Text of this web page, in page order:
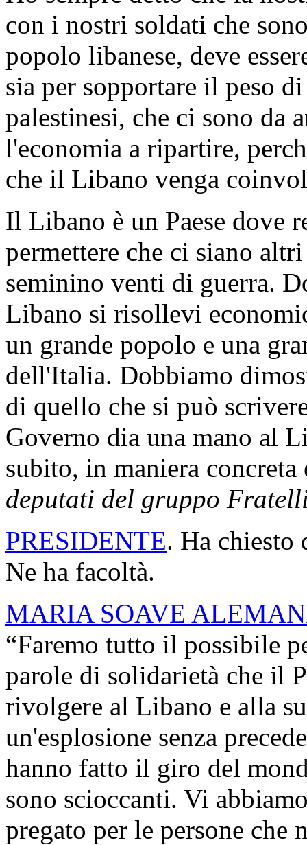
con i nostri soldati che
popolo libanese, deve
sia per sopportare il peso
palestinesi, che ci sono da
l'economia a ripartire,
che il Libano venga
Il Libano è un Paese dove
permettere che ci siano
seminino venti di guerra.
Libano si risollevi
un grande popolo e una
dell'Italia. Dobbiamo
di quello che si può
Governo dia una mano al
subito, in maniera
deputati del gruppo
PRESIDENTE. Ha chiesto
Ne ha facoltà.
MARIA SOAVE
“Faremo tutto il possibile
parole di solidarietà che il
rivolgere al Libano e alla
un'esplosione senza
hanno fatto il giro del
sono scioccanti. Vi
pregato per le persone che